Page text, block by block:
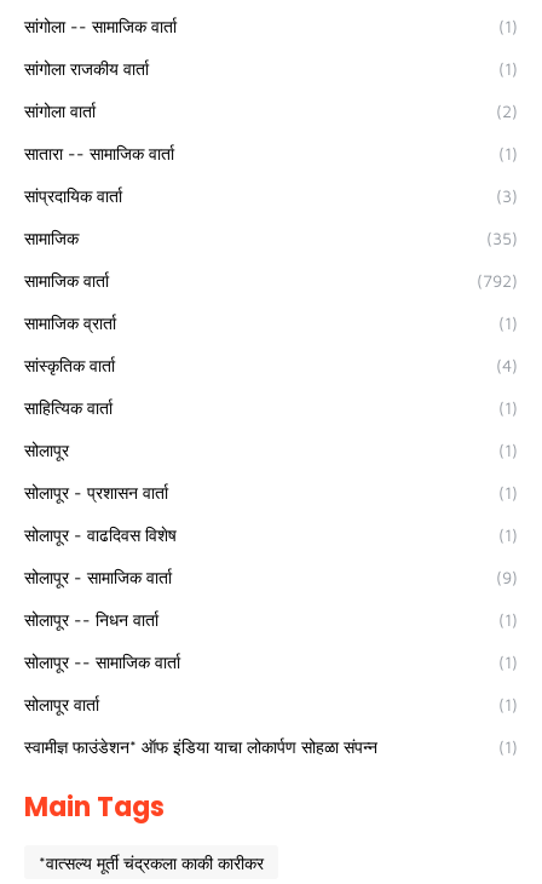
सांगोला -- सामाजिक वार्ता (1)
सांगोला राजकीय वार्ता (1)
सांगोला वार्ता (2)
सातारा -- सामाजिक वार्ता (1)
सांप्रदायिक वार्ता (3)
सामाजिक (35)
सामाजिक वार्ता (792)
सामाजिक व्रार्ता (1)
सांस्कृतिक वार्ता (4)
साहित्यिक वार्ता (1)
सोलापूर (1)
सोलापूर - प्रशासन वार्ता (1)
सोलापूर - वाढदिवस विशेष (1)
सोलापूर - सामाजिक वार्ता (9)
सोलापूर -- निधन वार्ता (1)
सोलापूर -- सामाजिक वार्ता (1)
सोलापूर वार्ता (1)
स्वामीज्ञ फाउंडेशन* ऑफ इंडिया याचा लोकार्पण सोहळा संपन्न (1)
Main Tags
*वात्सल्य मूर्ती चंद्रकला काकी कारीकर